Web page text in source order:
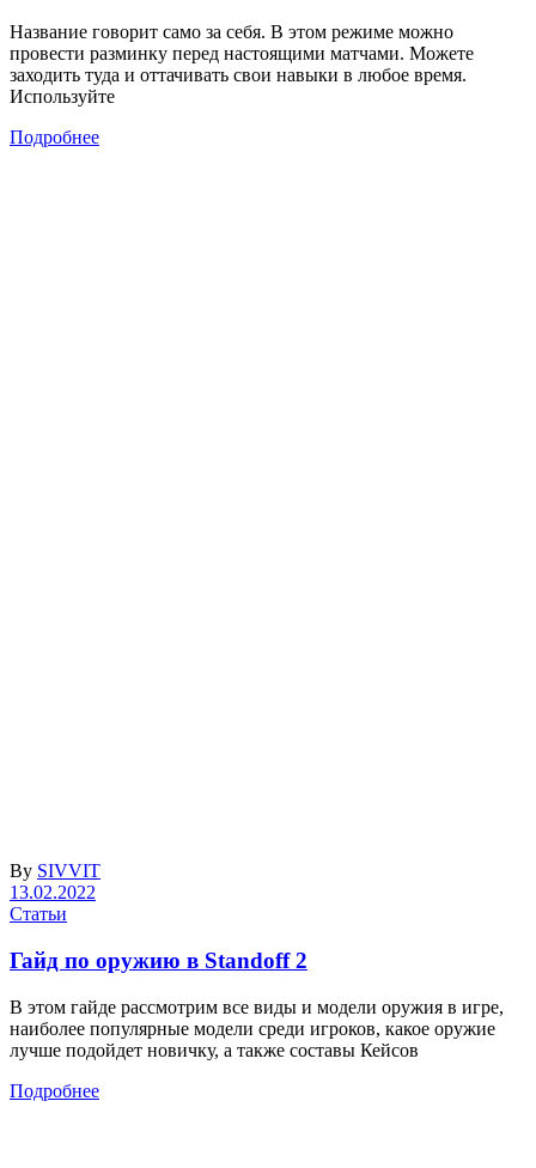
Название говорит само за себя. В этом режиме можно
провести разминку перед настоящими матчами. Можете
заходить туда и оттачивать свои навыки в любое время.
Используйте
Подробнее
By SIVVIT
13.02.2022
Статьи
Гайд по оружию в Standoff 2
В этом гайде рассмотрим все виды и модели оружия в игре,
наиболее популярные модели среди игроков, какое оружие
лучше подойдет новичку, а также составы Кейсов
Подробнее